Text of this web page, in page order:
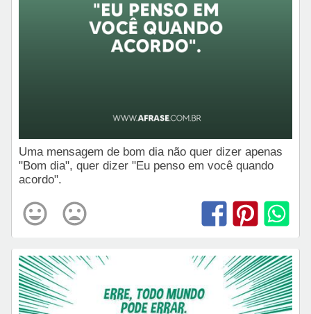
Uma mensagem de bom dia não quer dizer apenas
"Bom dia", quer dizer "Eu penso em você quando
acordo".